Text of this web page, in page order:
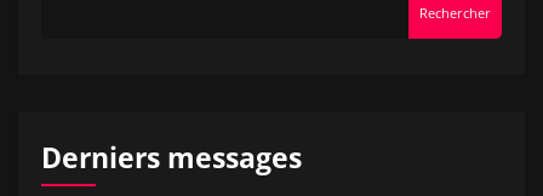
Rechercher
Derniers messages